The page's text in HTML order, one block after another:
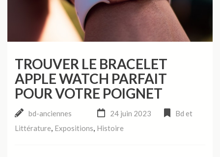
TROUVER LE BRACELET
APPLE WATCH PARFAIT
POUR VOTRE POIGNET
bd-anciennes 24 juin 2023
Bd et
Littérature, Expositions, Histoire